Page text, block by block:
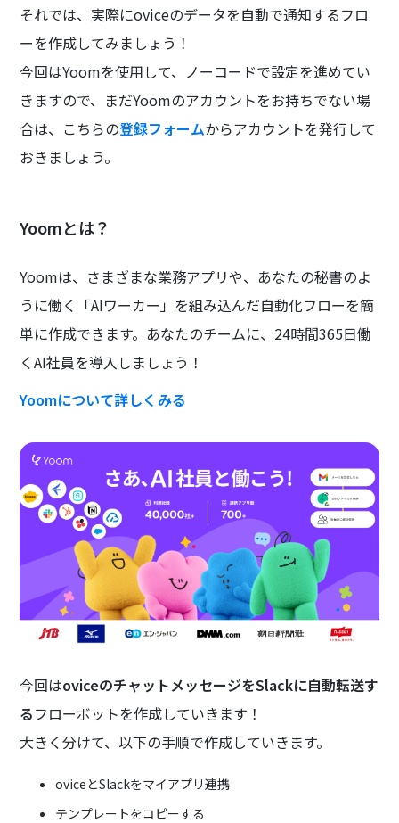
それでは、実際にoviceのデータを自動で通知するフロ
ーを作成してみましょう！
今回はYoomを使用して、ノーコードで設定を進めてい
きますので、まだYoomのアカウントをお持ちでない場
合は、こちらの登録フォームからアカウントを発行して
おきましょう。
Yoomとは？
Yoomは、さまざまな業務アプリや、あなたの秘書のよ
うに働く「AIワーカー」を組み込んだ自動化フローを簡
単に作成できます。あなたのチームに、24時間365日働
くAI社員を導入しましょう！
Yoomについて詳しくみる
今回はoviceのチャットメッセージをSlackに自動転送す
るフローボットを作成していきます！
大きく分けて、以下の手順で作成していきます。
oviceとSlackをマイアプリ連携
テンプレートをコピーする